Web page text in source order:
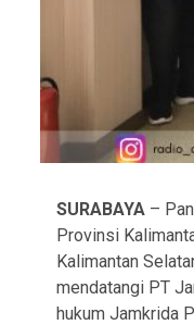
SURABAYA –
Provinsi
Kalimantan
mendatangi PT
hukum Jamkrida